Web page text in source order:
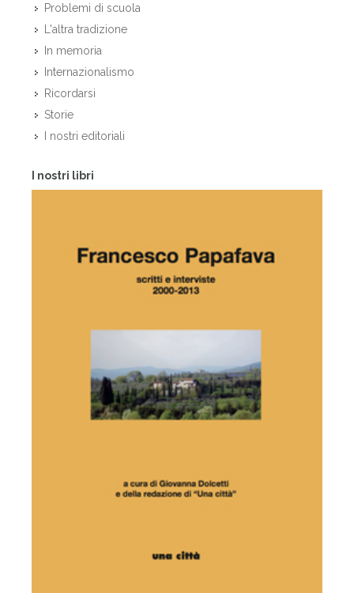
Problemi di scuola
L'altra tradizione
In memoria
Internazionalismo
Ricordarsi
Storie
I nostri editoriali
I nostri libri